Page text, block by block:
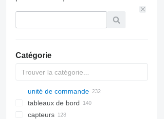
Catégorie
unité de commande
tableaux de bord
capteurs